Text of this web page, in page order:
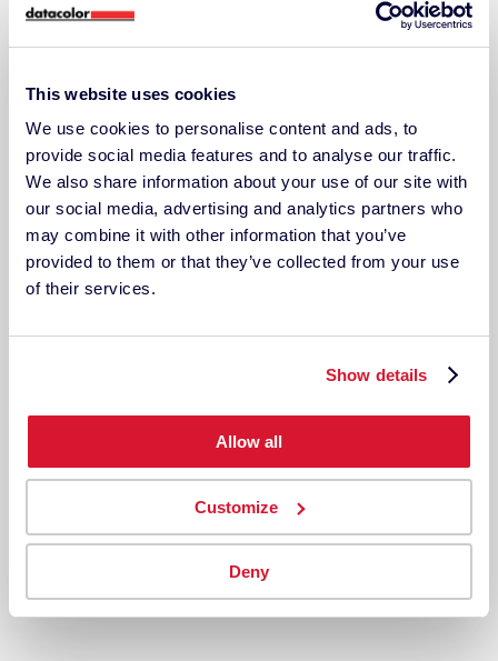
This website uses cookies
We use cookies to personalise content and ads, to
provide social media features and to analyse our traffic.
We also share information about your use of our site with
our social media, advertising and analytics partners who
may combine it with other information that you’ve
provided to them or that they’ve collected from your use
of their services.
Show details
Allow all
Customize
Deny
Closed-Loop-Farbmanagementsystem für den Offsetdruck
(PressLink™)
(SpectroVision™)
Farbplattform für Farbmischraum/Drucksaal
(ChromaQA™)
Farbrezeptierung/Farbabstimmung(Colibri™)
Techkon Device Manager/Utility(SpectroCheck™)
ZUBEHÖR
RESSOURCEN